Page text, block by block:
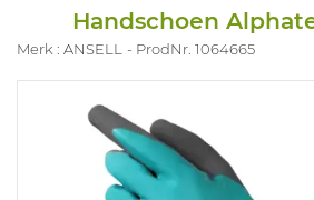
Handschoen
Merk : ANSELL ProdNr. 1064665